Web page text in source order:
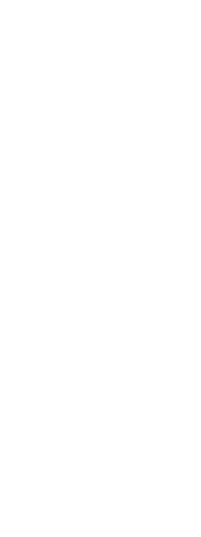
zdjęcia